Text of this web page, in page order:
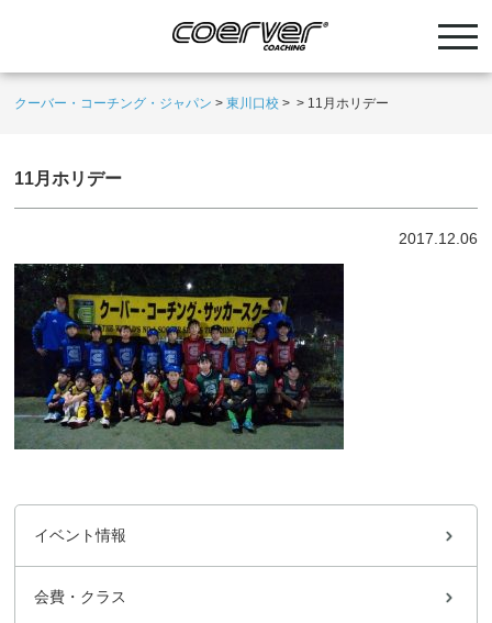
クーバー・コーチング・ジャパン >東川口校 > > 11月ホリデー
11月ホリデー
2017.12.06
イベント情報
会費・クラス